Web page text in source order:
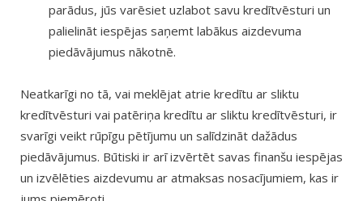
parādus, jūs varēsiet uzlabot savu kredītvēsturi un
palielināt iespējas saņemt labākus aizdevuma
piedāvājumus nākotnē.
Neatkarīgi no tā, vai meklējat atrie kredītu ar sliktu
kredītvēsturi vai patēriņa kredītu ar sliktu kredītvēsturi, ir
svarīgi veikt rūpīgu pētījumu un salīdzināt dažādus
piedāvājumus. Būtiski ir arī izvērtēt savas finanšu iespējas
un izvēlēties aizdevumu ar atmaksas nosacījumiem, kas ir